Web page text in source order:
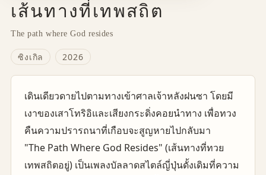
เส้นทางที่เทพสถิต
The path where God resides
ซิงเกิล 2026
เดินเดียวดายไปตามทางเข้าศาลเจ้าหลังฝนซา โดยมี
เงาของเสาโทริอิและเสียงกระดิ่งคอยนำทาง เพื่อทวง
คืนความปรารถนาที่เกือบจะสูญหายไปกลับมา
"The Path Where God Resides" (เส้นทางที่ทวย
เทพสถิตอยู่) เป็นเพลงบัลลาดสไตล์ญี่ปุ่นดั้งเดิมที่ความ